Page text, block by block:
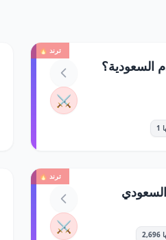
ترند 🔥
السعودية؟
⚔️
ترند 🔥
⚔️